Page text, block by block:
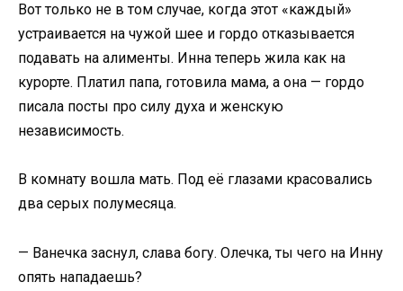
Вот только не в том случае, когда этот «каждый»
устраивается на чужой шее и гордо отказывается
подавать на алименты. Инна теперь жила как на
курорте. Платил папа, готовила мама, а она — гордо
писала посты про силу духа и женскую
независимость.
В комнату вошла мать. Под её глазами красовались
два серых полумесяца.
— Ванечка заснул, слава богу. Олечка, ты чего на Инну
опять нападаешь?